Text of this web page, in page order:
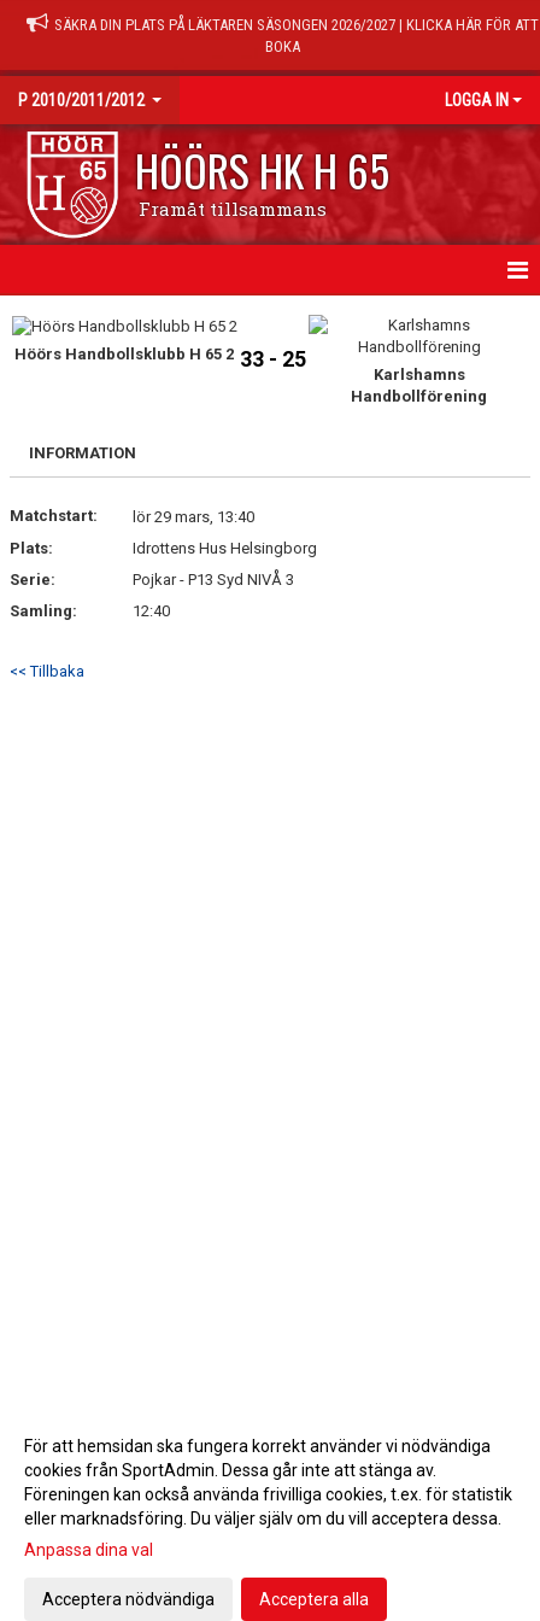
SÄKRA DIN PLATS PÅ LÄKTAREN SÄSONGEN 2026/2027 | KLICKA HÄR FÖR ATT
BOKA
P 2010/2011/2012 LOGGA IN
HÖÖRS HK H 65
Framåt tillsammans
HEM
TRÄNINGSTIDER
MATCHER
TRUPPEN
KONTAKT
Höörs Handbollsklubb H 65 2 33 - 25
Karlshamns
Handbollförening
INFORMATION
Matchstart:
lör 29 mars, 13:40
Plats:
Idrottens Hus Helsingborg
Serie:
Pojkar - P13 Syd NIVÅ 3
Samling:
12:40
<< Tillbaka
Gå till Webbversion
För att hemsidan ska fungera korrekt använder vi nödvändiga
cookies från SportAdmin. Dessa går inte att stänga av.
Föreningen kan också använda frivilliga cookies, t.ex. för statistik
eller marknadsföring. Du väljer själv om du vill acceptera dessa.
Anpassa dina val
Acceptera nödvändiga Acceptera alla